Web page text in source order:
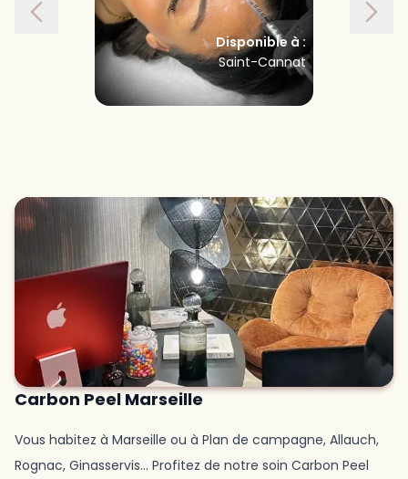
Disponible à :
Saint-Cannat
Carbon Peel Marseille
Vous habitez à Marseille ou à Plan de campagne, Allauch,
Rognac, Ginasservis... Profitez de notre soin Carbon Peel